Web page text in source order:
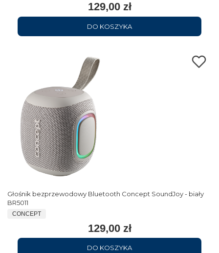
129,00 zł
DO KOSZYKA
Głośnik bezprzewodowy Bluetooth Concept SoundJoy - biały
BR5011
CONCEPT
129,00 zł
DO KOSZYKA